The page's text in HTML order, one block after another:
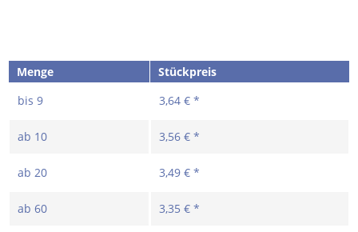
Menge
Stückpreis
bis 9 3,64 € *
ab 10 3,56 € *
ab 20 3,49 € *
ab 60 3,35 € *